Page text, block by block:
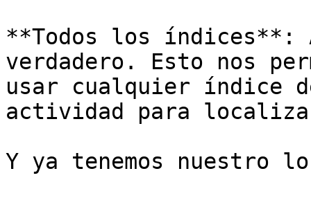
**Todos los índices**:
verdadero. Esto nos
usar cualquier índice
actividad para
Y ya tenemos nuestro